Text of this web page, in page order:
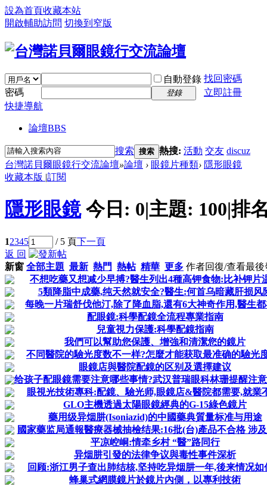
設為首頁收藏本站
開啟輔助訪問 切換到窄版
自動登錄 找回密碼
密碼
登錄
立即註冊
快捷導航
論壇BBS
搜索 搜索 熱搜: 活動 交友 discuz
台灣諾貝爾眼鏡行交流論壇»論壇 › 眼鏡片種類› 隱形眼鏡
收藏本版 |訂閱
隱形眼鏡 今日: 0|主題: 100|排
12345 / 5 頁下一頁
返 回
新窗 全部主題 最新 熱門 熱帖 精華 更多 作者回復/查看最後
不想吃藥又想减少早搏?醫生列出4種高钾食物:比补钾片
5類降脂中成藥,纯天然就安全?醫生:何首乌暗藏肝损风
每晚一片瑞舒伐他汀,除了降血脂,還有6大神奇作用,醫生
配眼鏡:科學配鏡全流程專業指南
兒童視力保護:科學配鏡指南
我們可以幫助您保護、增強和清潔您的鏡片
不同醫院的驗光度数不一样?怎麼才能获取最准确的驗光
眼鏡店與醫院配鏡的区别及選擇建议
给孩子配眼鏡需要注意哪些事情?武汉普瑞眼科林珊提醒注
眼視光技術專科:配鏡、驗光师,眼鏡店&醫院都需要,就業
GLO主機透過太陽眼鏡經典的G-15綠色鏡片
藥用级异烟肼(Isoniazid)的中國藥典質量标准与用途
國家藥监局通報醫療器械抽檢结果:16批(台)產品不合格 涉
平凉崆峒:情牵乡村 “醫”路同行
异烟肼引發的法律争议與毒性事件深析
回顾:浙江男子查出肺结核,坚持吃异烟肼一年,後来情况如
蜂巢式網膜鏡片於鏡片內側，以專利技術